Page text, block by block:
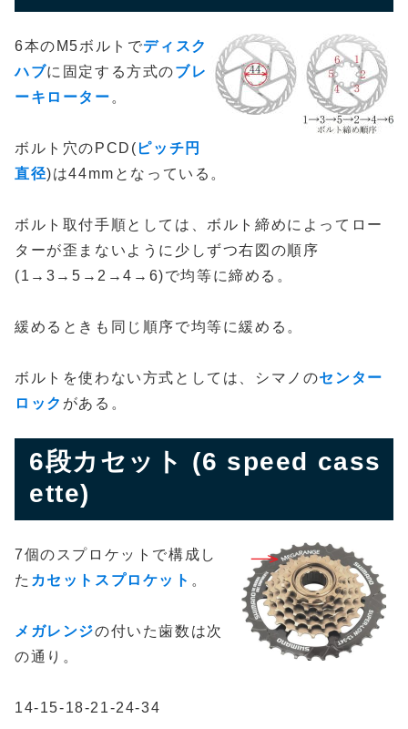
6本のM5ボルトでディスク
ハブに固定する方式のブレ
ーキローター 。
ボルト穴のPCD( ピッチ円
直径)は44mmとなっている。
ボルト取付手順としては、ボルト締めによってロー
ターが歪まないように少しずつ右図の順序
(1→3→5→2→4→6)で均等に締める。
緩めるときも同じ順序で均等に緩める。
ボルトを使わない方式としては、シマノのセンター
ロック がある。
6段カセット (6 speed cass
ette)
7個のスプロケットで構成し
た カセットスプロケット 。
メガレンジの付いた歯数は次
の通り。
14-15-18-21-24-34